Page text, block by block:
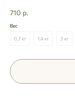
710 р.
Вес
0,7 кг 1,4 кг 3 кг